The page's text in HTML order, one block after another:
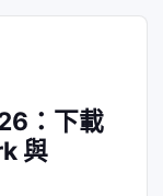
：下載
與